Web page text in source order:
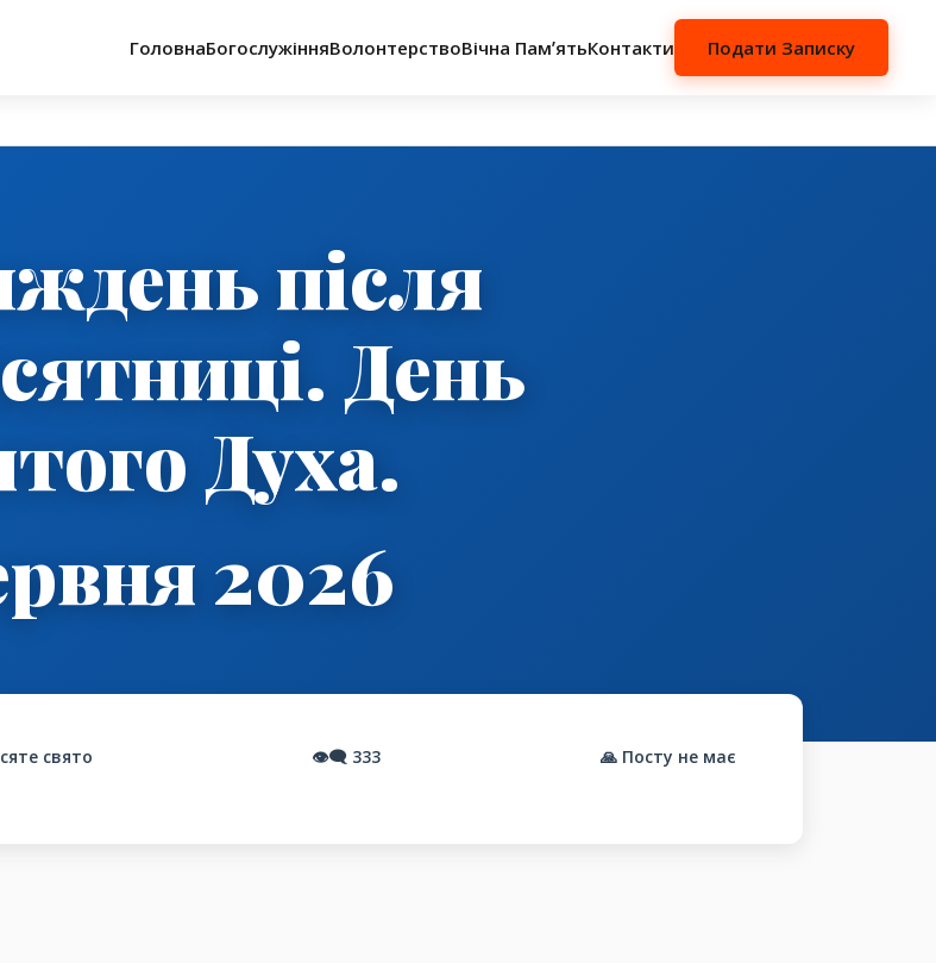
ГоловнаБогослужінняВолонтерствоВічна ПамʼятьКонтакти Подати Записку
після
День
Духа.
2026
свято 👁️‍🗨️ 333 🙏 Посту не має